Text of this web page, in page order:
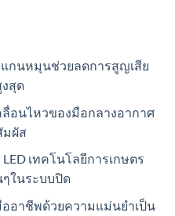
กนหมุนช่วยลดการสูญเสีย
สุด
ลื่อนไหวของมือกลางอากาศ
มผัส
เทคโนโลยีการเกษตร
ในระบบปิด
อาชีพด้วยความแม่นยำเป็น